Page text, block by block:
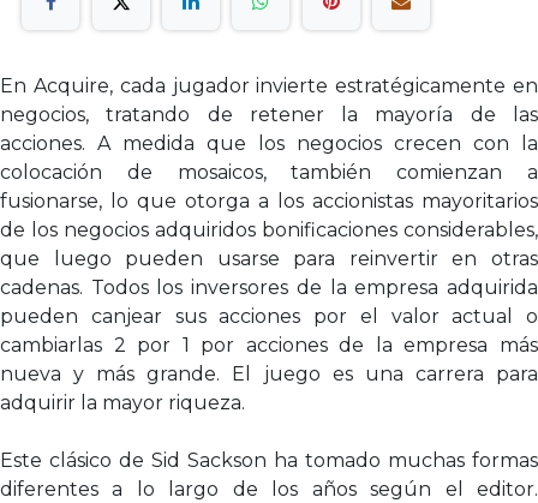
En Acquire, cada jugador invierte estratégicamente en
negocios, tratando de retener la mayoría de las
acciones. A medida que los negocios crecen con la
colocación de mosaicos, también comienzan a
fusionarse, lo que otorga a los accionistas mayoritarios
de los negocios adquiridos bonificaciones considerables,
que luego pueden usarse para reinvertir en otras
cadenas. Todos los inversores de la empresa adquirida
pueden canjear sus acciones por el valor actual o
cambiarlas 2 por 1 por acciones de la empresa más
nueva y más grande. El juego es una carrera para
adquirir la mayor riqueza.
Este clásico de Sid Sackson ha tomado muchas formas
diferentes a lo largo de los años según el editor.